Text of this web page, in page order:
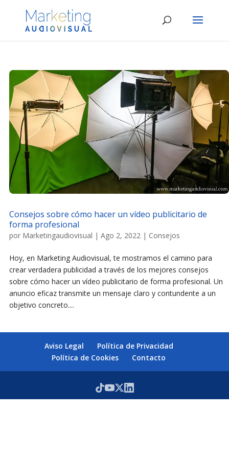
Consejos sobre cómo hacer un vídeo publicitario de
forma profesional
por Marketingaudiovisual | Ago 2, 2022 | Consejos
Hoy, en Marketing Audiovisual, te mostramos el camino para
crear verdadera publicidad a través de los mejores consejos
sobre cómo hacer un vídeo publicitario de forma profesional. Un
anuncio eficaz transmite un mensaje claro y contundente a un
objetivo concreto....
Aviso Legal
Política de Privacidad
Política de Cookies
Contacto